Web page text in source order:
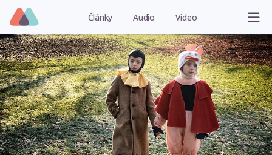
Články Audio Video